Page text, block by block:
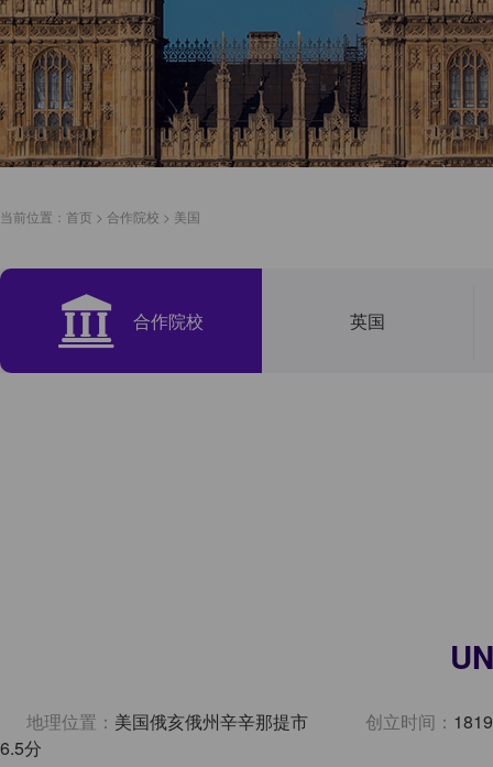
当前位置： 首页 > 合作院校 > 美国
合作院校 英国
地理位置： 美国俄亥俄州辛辛那提市 创立时间：
6.5分